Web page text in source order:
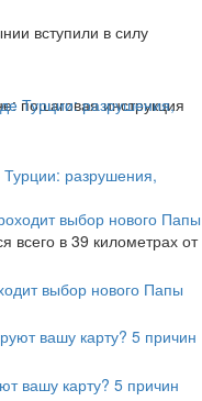
вступили в силу
пошаговая инструкция
разрушения,
всего в 39 километрах от
выбор нового Папы
вашу карту? 5 причин